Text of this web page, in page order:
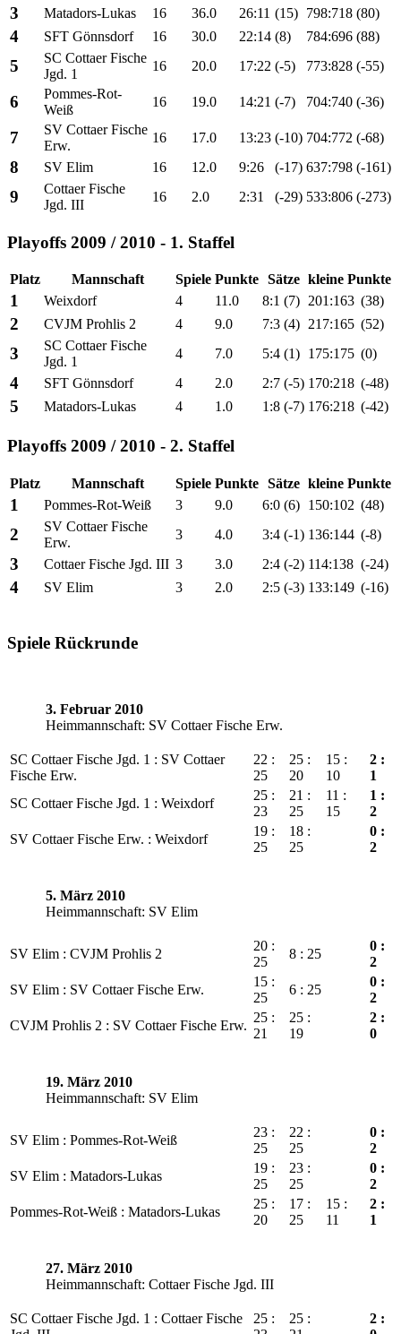
3 Matadors-Lukas 16 36.0 26:11 (15) 798:718 (80)
4 SFT Gönnsdorf 16 30.0 22:14 (8) 784:696 (88)
5
SC Cottaer Fische
Jgd. 1
16 20.0 17:22 (-5) 773:828 (-55)
6
Pommes-Rot-
Weiß
16 19.0 14:21 (-7) 704:740 (-36)
7
SV Cottaer Fische
Erw.
16 17.0 13:23 (-10) 704:772 (-68)
8 SV Elim 16 12.0 9:26 (-17) 637:798 (-161)
9
Cottaer Fische
Jgd. III
16 2.0 2:31 (-29) 533:806 (-273)
Playoffs 2009 / 2010 - 1. Staffel
Platz Mannschaft Spiele Punkte Sätze kleine Punkte
1 Weixdorf 4 11.0 8:1 (7) 201:163 (38)
2 CVJM Prohlis 2 4 9.0 7:3 (4) 217:165 (52)
3
SC Cottaer Fische
Jgd. 1
4 7.0 5:4 (1) 175:175 (0)
4 SFT Gönnsdorf 4 2.0 2:7 (-5) 170:218 (-48)
5 Matadors-Lukas 4 1.0 1:8 (-7) 176:218 (-42)
Playoffs 2009 / 2010 - 2. Staffel
Platz Mannschaft Spiele Punkte Sätze kleine Punkte
1 Pommes-Rot-Weiß 3 9.0 6:0 (6) 150:102 (48)
2
SV Cottaer Fische
Erw.
3 4.0 3:4 (-1) 136:144 (-8)
3 Cottaer Fische Jgd. III 3 3.0 2:4 (-2) 114:138 (-24)
4 SV Elim 3 2.0 2:5 (-3) 133:149 (-16)
Spiele Rückrunde
3. Februar 2010
Heimmannschaft: SV Cottaer Fische Erw.
SC Cottaer Fische Jgd. 1 : SV Cottaer
Fische Erw.
22 :
25
25 :
20
15 :
10
2 :
1
SC Cottaer Fische Jgd. 1 : Weixdorf
25 :
23
21 :
25
11 :
15
1 :
2
SV Cottaer Fische Erw. : Weixdorf
19 :
25
18 :
25
0 :
2
5. März 2010
Heimmannschaft: SV Elim
SV Elim : CVJM Prohlis 2
20 :
25
8 : 25
0 :
2
SV Elim : SV Cottaer Fische Erw.
15 :
25
6 : 25
0 :
2
CVJM Prohlis 2 : SV Cottaer Fische Erw.
25 :
21
25 :
19
2 :
0
19. März 2010
Heimmannschaft: SV Elim
SV Elim : Pommes-Rot-Weiß
23 :
25
22 :
25
0 :
2
SV Elim : Matadors-Lukas
19 :
25
23 :
25
0 :
2
Pommes-Rot-Weiß : Matadors-Lukas
25 :
20
17 :
25
15 :
11
2 :
1
27. März 2010
Heimmannschaft: Cottaer Fische Jgd. III
SC Cottaer Fische Jgd. 1 : Cottaer Fische
25 :
25 :
2 :